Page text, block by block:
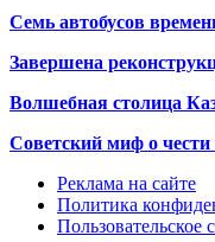
Семь автобусов
Завершена
Волшебная столица
Советский миф о чести
Реклама на сайте
Политика
Пользовательское